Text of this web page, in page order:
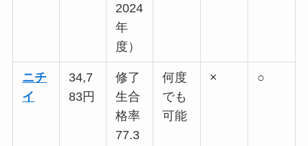
2024
年
度）
ニチ
イ
34,7
83円
修了
生合
格率
77.3
何度
でも
可能
× ○